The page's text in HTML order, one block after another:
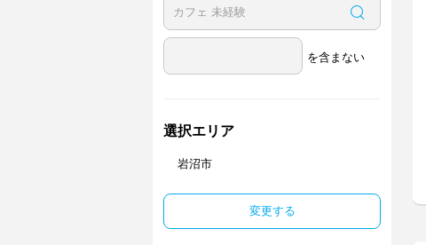
を含まない
選択エリア
岩沼市
変更する